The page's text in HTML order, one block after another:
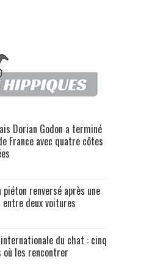
Dorian Godon a terminé
France avec quatre côtes
piéton renversé après une
deux voitures
du chat : cinq
les rencontrer